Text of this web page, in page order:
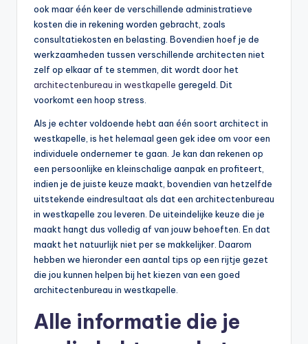
ook maar één keer de verschillende administratieve
kosten die in rekening worden gebracht, zoals
consultatiekosten en belasting. Bovendien hoef je de
werkzaamheden tussen verschillende architecten niet
zelf op elkaar af te stemmen, dit wordt door het
architectenbureau in westkapelle geregeld. Dit
voorkomt een hoop stress.
Als je echter voldoende hebt aan één soort architect in
westkapelle, is het helemaal geen gek idee om voor een
individuele ondernemer te gaan. Je kan dan rekenen op
een persoonlijke en kleinschalige aanpak en profiteert,
indien je de juiste keuze maakt, bovendien van hetzelfde
uitstekende eindresultaat als dat een architectenbureau
in westkapelle zou leveren. De uiteindelijke keuze die je
maakt hangt dus volledig af van jouw behoeften. En dat
maakt het natuurlijk niet per se makkelijker. Daarom
hebben we hieronder een aantal tips op een rijtje gezet
die jou kunnen helpen bij het kiezen van een goed
architectenbureau in westkapelle.
Alle informatie die je